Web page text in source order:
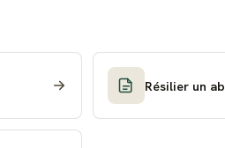
Résilier un